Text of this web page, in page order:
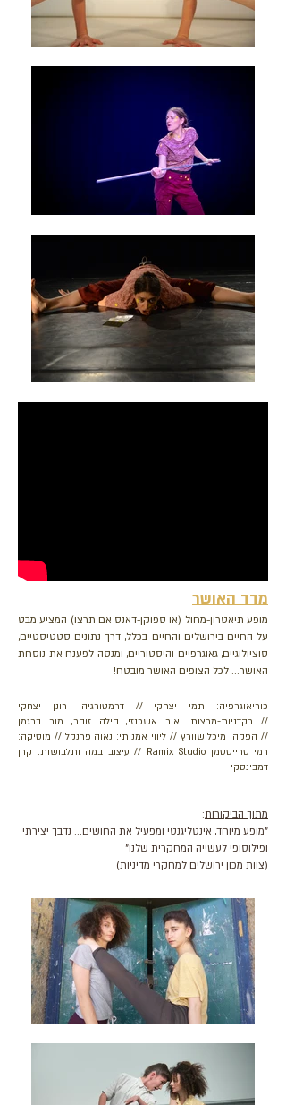
מדד האושר
מופע תיאטרון-מחול (או ספוקן-דאנס אם תרצו) המציע מבט
על החיים בירושלים והחיים בכלל, דרך נתונים סטטיסטיים,
סוציולוגיים, גאוגרפיים והיסטוריים, ומנסה לפענח את נוסחת
האושר... לכל הצופים האושר מובטח!
כוריאוגרפיה: תמי יצחקי // דרמטורגיה: רונן יצחקי
// רקדניות-מרצות: אור אשכנזי, הילה זוהר, מור ברגמן
// הפקה: מיכל שוורץ // ליווי אמנותי: נאוה פרנקל // מוסיקה:
רמי טרייסטמן Ramix Studio // עיצוב במה ותלבושות: קרן
דמבינסקי
מתוך הביקורות:
"מופע מיוחד, אינטליגנטי ומפעיל את החושים... נדבך יצירתי
ופילוסופי לעשייה המחקרית שלנו"
(צוות מכון ירושלים למחקרי מדיניות)